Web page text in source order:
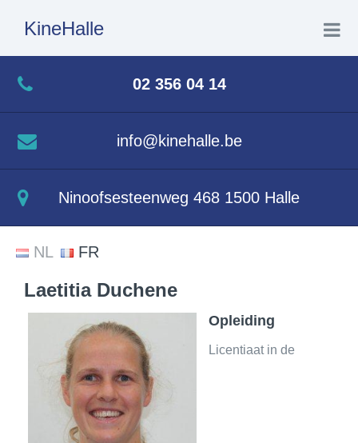
KineHalle
Home
Wat doe ik
02 356 04 14
info@kinehalle.be
Ninoofsesteenweg 468 1500 Halle
NL FR
Laetitia Duchene
Opleiding
Licentiaat in de